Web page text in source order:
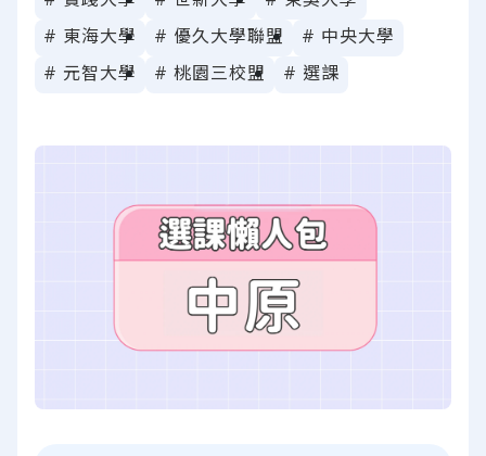
# 東海大學
# 優久大學聯盟
# 中央大學
# 元智大學
# 桃園三校盟 # 選課